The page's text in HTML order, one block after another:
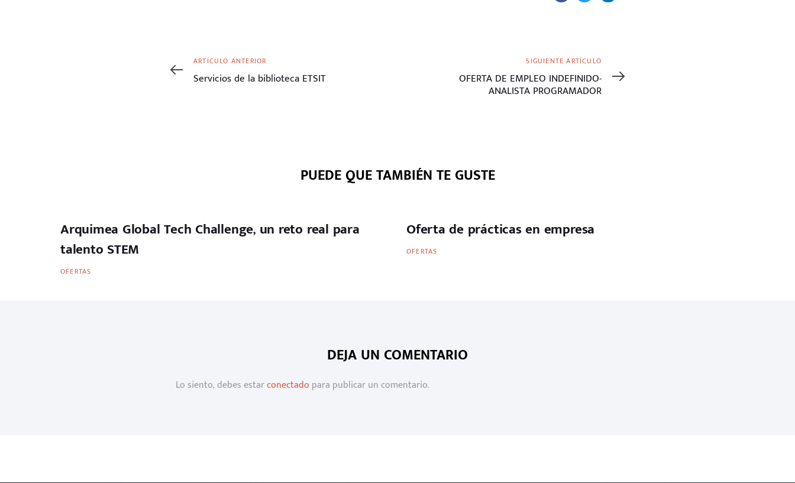
Artículo
anterior
ARTÍCULO ANTERIOR
Servicios de la biblioteca ETSIT artículo
SIGUIENTE ARTÍCULO
OFERTA DE EMPLEO INDEFINIDO-
ANALISTA PROGRAMADOR
PUEDE QUE TAMBIÉN TE GUSTE
Arquimea Global Tech Challenge, un reto real para
talento STEM
OFERTAS
Oferta de prácticas en empresa
OFERTAS
DEJA UN COMENTARIO
Lo siento, debes estarconectado para publicar un comentario.